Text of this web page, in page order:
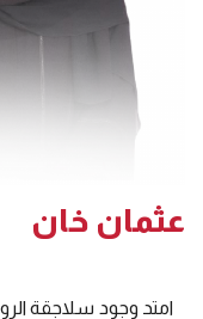
عثمان خان
امتد وجود سلاجقة